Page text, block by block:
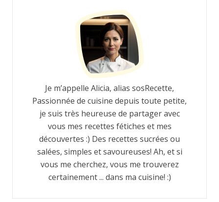
Je m’appelle Alicia, alias sosRecette,
Passionnée de cuisine depuis toute petite,
je suis très heureuse de partager avec
vous mes recettes fétiches et mes
découvertes :) Des recettes sucrées ou
salées, simples et savoureuses! Ah, et si
vous me cherchez, vous me trouverez
certainement ... dans ma cuisine! :)